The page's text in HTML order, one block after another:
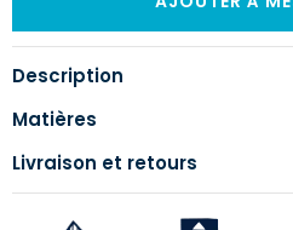
Description
Matières
Livraison et retours